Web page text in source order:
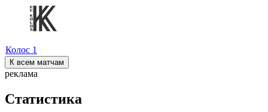
Колос 1
К всем матчам
реклама
Статистика